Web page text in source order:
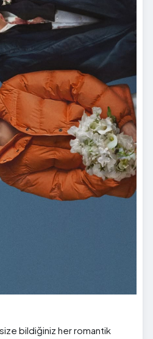
bildiğiniz her romantik